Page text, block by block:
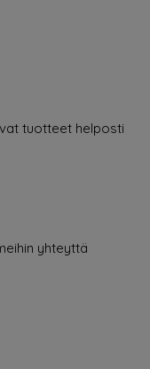
tuotteet helposti
yhteyttä